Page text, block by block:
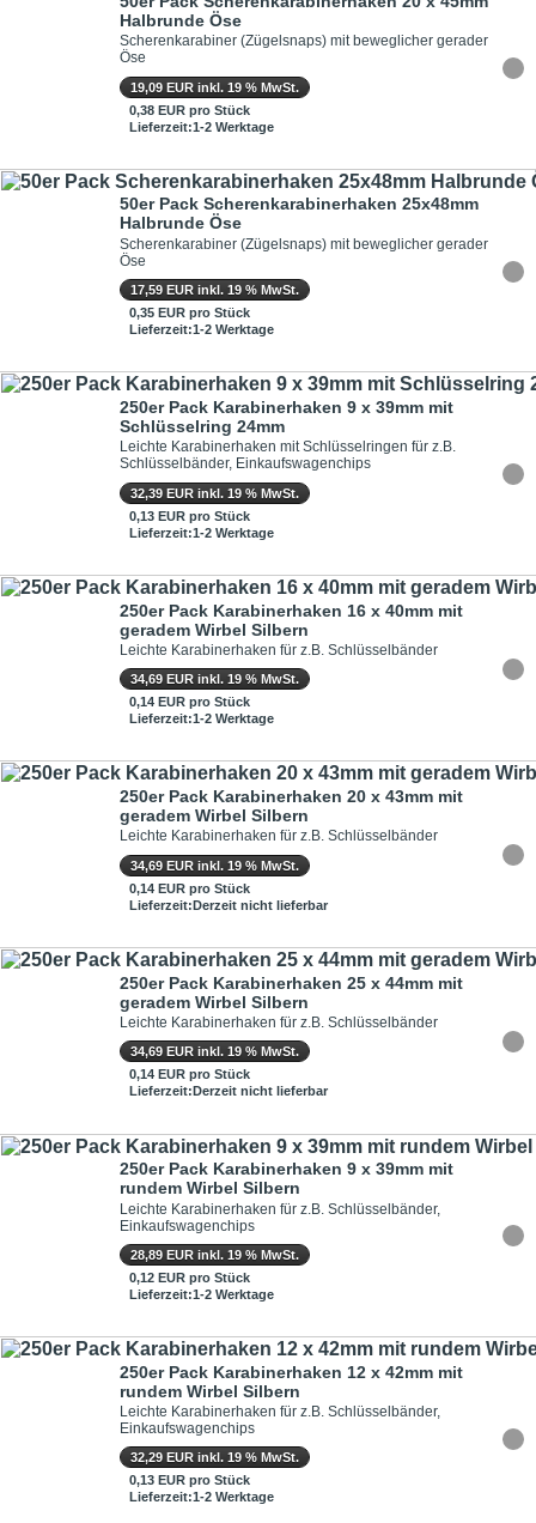
Halbrunde Öse
Scherenkarabiner (Zügelsnaps) mit beweglicher gerader
Öse
19,09 EUR inkl. 19 % MwSt.
0,38 EUR pro Stück
Lieferzeit:1-2 Werktage
50er Pack Scherenkarabinerhaken 25x48mm
Halbrunde Öse
Scherenkarabiner (Zügelsnaps) mit beweglicher gerader
Öse
17,59 EUR inkl. 19 % MwSt.
0,35 EUR pro Stück
Lieferzeit:1-2 Werktage
250er Pack Karabinerhaken 9 x 39mm mit
Schlüsselring 24mm
Leichte Karabinerhaken mit Schlüsselringen für z.B.
Schlüsselbänder, Einkaufswagenchips
32,39 EUR inkl. 19 % MwSt.
0,13 EUR pro Stück
Lieferzeit:1-2 Werktage
250er Pack Karabinerhaken 16 x 40mm mit
geradem Wirbel Silbern
Leichte Karabinerhaken für z.B. Schlüsselbänder
34,69 EUR inkl. 19 % MwSt.
0,14 EUR pro Stück
Lieferzeit:1-2 Werktage
250er Pack Karabinerhaken 20 x 43mm mit
geradem Wirbel Silbern
Leichte Karabinerhaken für z.B. Schlüsselbänder
34,69 EUR inkl. 19 % MwSt.
0,14 EUR pro Stück
Lieferzeit:Derzeit nicht lieferbar
250er Pack Karabinerhaken 25 x 44mm mit
geradem Wirbel Silbern
Leichte Karabinerhaken für z.B. Schlüsselbänder
34,69 EUR inkl. 19 % MwSt.
0,14 EUR pro Stück
Lieferzeit:Derzeit nicht lieferbar
250er Pack Karabinerhaken 9 x 39mm mit
rundem Wirbel Silbern
Leichte Karabinerhaken für z.B. Schlüsselbänder,
Einkaufswagenchips
28,89 EUR inkl. 19 % MwSt.
0,12 EUR pro Stück
Lieferzeit:1-2 Werktage
250er Pack Karabinerhaken 12 x 42mm mit
rundem Wirbel Silbern
Leichte Karabinerhaken für z.B. Schlüsselbänder,
Einkaufswagenchips
32,29 EUR inkl. 19 % MwSt.
0,13 EUR pro Stück
Lieferzeit:1-2 Werktage